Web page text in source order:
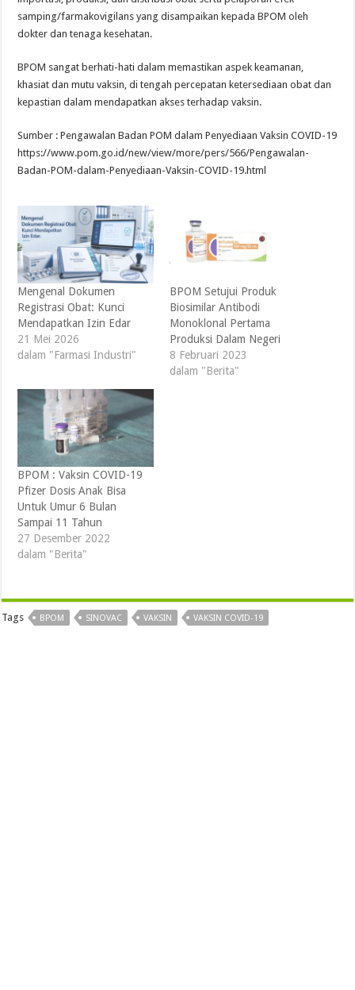
samping/farmakovigilans yang disampaikan kepada BPOM oleh
dokter dan tenaga kesehatan.
BPOM sangat berhati-hati dalam memastikan aspek keamanan,
khasiat dan mutu vaksin, di tengah percepatan ketersediaan obat dan
kepastian dalam mendapatkan akses terhadap vaksin.
Sumber : Pengawalan Badan POM dalam Penyediaan Vaksin COVID-19
https://www.pom.go.id/new/view/more/pers/566/Pengawalan-
Badan-POM-dalam-Penyediaan-Vaksin-COVID-19.html
Mengenal Dokumen
Registrasi Obat: Kunci
Mendapatkan Izin Edar
21 Mei 2026
dalam "Farmasi Industri"
BPOM Setujui Produk
Biosimilar Antibodi
Monoklonal Pertama
Produksi Dalam Negeri
8 Februari 2023
dalam "Berita"
BPOM : Vaksin COVID-19
Pfizer Dosis Anak Bisa
Untuk Umur 6 Bulan
Sampai 11 Tahun
27 Desember 2022
dalam "Berita"
Tags BPOM SINOVAC VAKSIN VAKSIN COVID-19